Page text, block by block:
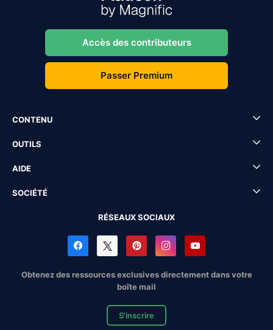
Accès des contributeurs
Passer Premium
CONTENU
OUTILS
AIDE
SOCIÉTÉ
RÉSEAUX SOCIAUX
Obtenez des ressources exclusives directement dans votre
boîte mail
S'inscrire